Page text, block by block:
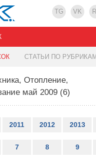
TG VK
СТАТЬИ ПО РУБРИКАМ
Отопление,
май 2009 (6)
2011 2012 2013
7 8 9